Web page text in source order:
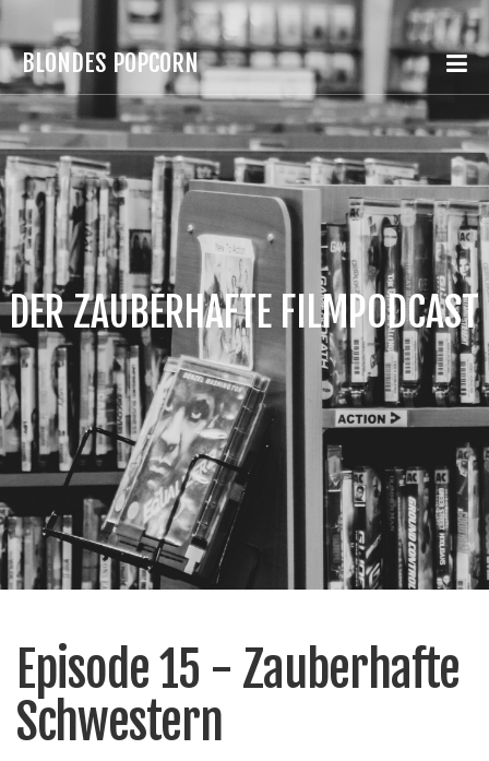
BLONDES POPCORN
DER ZAUBERHAFTE FILMPODCAST
Episode 15 - Zauberhafte
Schwestern